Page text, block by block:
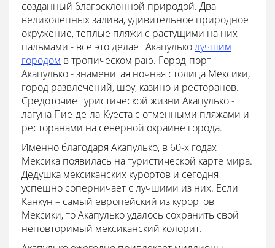
созданный благосклонной природой. Два
великолепных залива, удивительное природное
окружение, теплые пляжи с растущими на них
пальмами - все это делает Акапульколучшим
городом в тропическом раю. Город-порт
Акапулько - знаменитая ночная столица Мексики,
город развлечений, шоу, казино и ресторанов.
Средоточие туристической жизни Акапулько -
лагуна Пие-де-ла-Куеста с отменными пляжами и
ресторанами на северной окраине города.
Именно благодаря Акапулько, в 60-х годах
Мексика появилась на туристической карте мира.
Дедушка мексиканских курортов и сегодня
успешно соперничает с лучшими из них. Если
Канкун – самый европейский из курортов
Мексики, то Акапулько удалось сохранить свой
неповторимый мексиканский колорит.